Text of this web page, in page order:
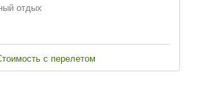
отдых
с перелетом